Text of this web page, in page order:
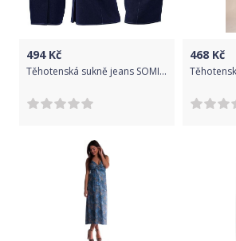
494Kč
Těhotenská sukně jeans SOMI - jeans - M (38) / M
468 Kč